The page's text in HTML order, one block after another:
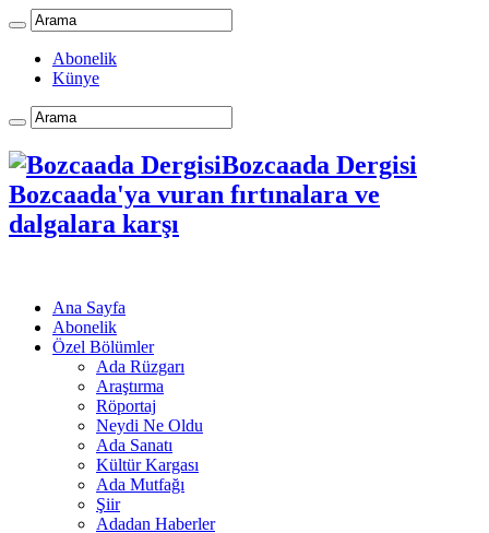
Abonelik
Künye
Bozcaada Dergisi
Bozcaada'ya vuran fırtınalara ve
dalgalara karşı
Ana Sayfa
Abonelik
Özel Bölümler
Ada Rüzgarı
Araştırma
Röportaj
Neydi Ne Oldu
Ada Sanatı
Kültür Kargası
Ada Mutfağı
Şiir
Adadan Haberler